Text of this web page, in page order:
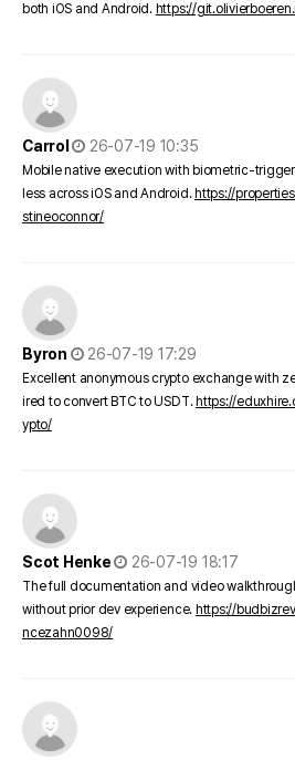
both iOS and Android. https://
Carrol
작성일
26-07-19 10:35
Mobile native execution with biometric-
less across iOS and Android. https://
stineoconnor/
Byron
작성일
26-07-19 17:29
Excellent anonymous crypto exchange with
ired to convert BTC to USDT. https://
ypto/
Scot Henke
작성일
26-07-19 18:17
The full documentation and video
without prior dev experience. https://
ncezahn0098/